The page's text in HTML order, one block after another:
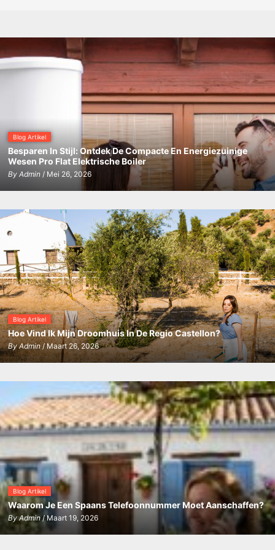
Blog Artikel
Besparen In Stijl: Ontdek De Compacte En Energiezuinige
Wesen Pro Flat Elektrische Boiler
By Admin/ Mei 26, 2026
Blog Artikel
Hoe Vind Ik Mijn Droomhuis In De Regio Castellon?
ByAdmin/ Maart 26, 2026
Blog Artikel
Waarom Je Een Spaans Telefoonnummer Moet Aanschaffen?
By Admin/ Maart 19, 2026